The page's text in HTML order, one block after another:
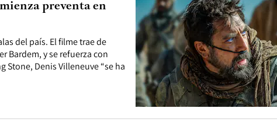
del país. El filme trae de
Bardem, y se refuerza con
Stone, Denis Villeneuve “se ha
preventa en